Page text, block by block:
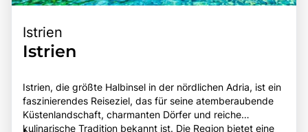
Istrien
Istrien
Istrien, die größte Halbinsel in der nördlichen Adria, ist ein
faszinierendes Reiseziel, das für seine atemberaubende
Küstenlandschaft, charmanten Dörfer und reiche
kulinarische Tradition bekannt ist. Die Region bietet eine